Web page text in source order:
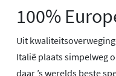
100%
Uit
Italië plaats simpelweg
daar ’s werelds beste